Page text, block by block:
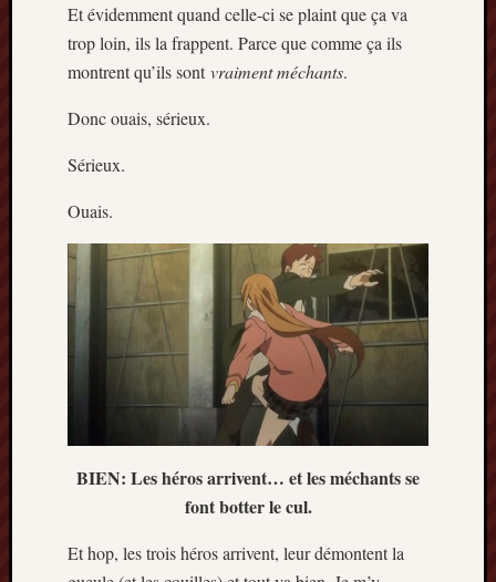
Et évidemment quand celle-ci se plaint que ça va
trop loin, ils la frappent. Parce que comme ça ils
montrent qu’ils sont vraiment méchants.
Donc ouais, sérieux.
Sérieux.
Ouais.
BIEN: Les héros arrivent… et les méchants se
font botter le cul.
Et hop, les trois héros arrivent, leur démontent la